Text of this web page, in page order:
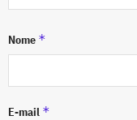
Nome *
E-mail *